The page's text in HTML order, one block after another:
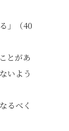
」（40
とがあ
いよう
るべく